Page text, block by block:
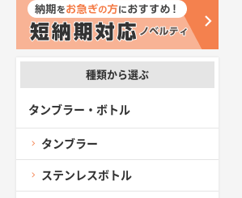
種類から選ぶ
タンブラー・ボトル
タンブラー
ステンレスボトル